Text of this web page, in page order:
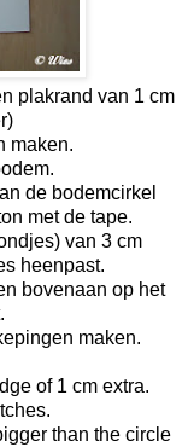
plakrand van 1 cm
maken.
de bodemcirkel
met de tape.
van 3 cm
heenpast.
bovenaan op het
maken.
of 1 cm extra.
than the circle